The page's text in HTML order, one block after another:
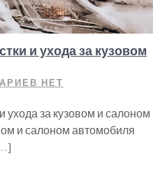
и ухода за кузовом
НЕТ
ухода за кузовом и салоном
и салоном автомобиля